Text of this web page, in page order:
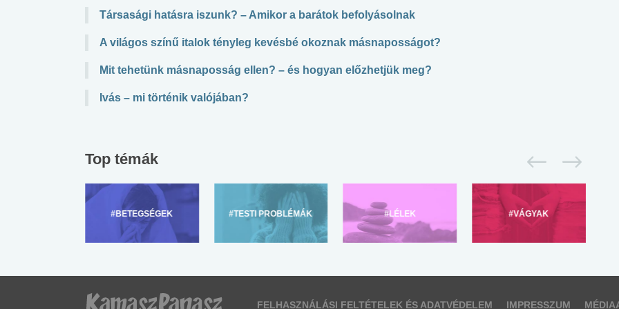
Társasági hatásra iszunk? – Amikor a barátok befolyásolnak
A világos színű italok tényleg kevésbé okoznak másnaposságot?
Mit tehetünk másnaposság ellen? – és hogyan előzhetjük meg?
Ivás – mi történik valójában?
Top témák
#BETEGSÉGEK #TESTI PROBLÉMÁK #LÉLEK #VÁGYAK
FELHASZNÁLÁSI FELTÉTELEK ÉS ADATVÉDELEM IMPRESSZUM